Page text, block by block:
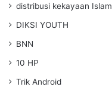
distribusi kekayaan Islam
DIKSI YOUTH
BNN
10 HP
Trik Android